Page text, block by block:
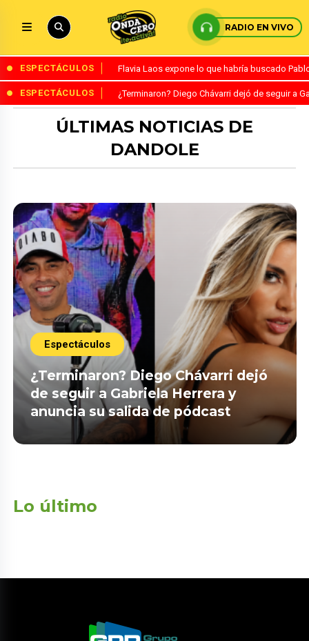
RADIO EN VIVO
ESPECTÁCULOS Flavia Laos expone lo que habría buscado
ESPECTÁCULOS ¿Terminaron? Diego Chávarri dejó de seguir a
ÚLTIMAS NOTICIAS DE
DANDOLE
Espectáculos
¿Terminaron? Diego Chávarri dejó
de seguir a Gabriela Herrera y
anuncia su salida de pódcast
Lo último